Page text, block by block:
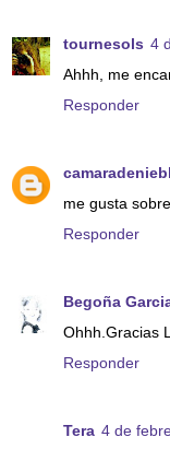
tournesols 4
Ahhh, me
Responder
me gusta
Responder
Begoña
Ohhh.Gracias
Responder
Tera 4 de